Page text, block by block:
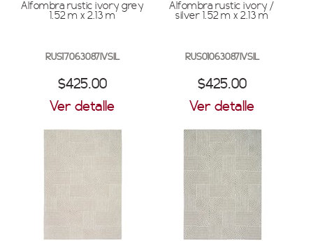
Alfombra rustic ivory grey
1.52 m x 2.13 m
RUS17063087IVSIL
$425.00
Ver detalle
Alfombra rustic ivory /
silver 1.52 m x 2.13 m
RUS01063087IVSIL
$425.00
Ver detalle